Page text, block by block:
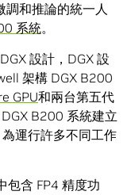
調和推論的統一人
系統。
設計，DGX 設
架構 DGX B200
GPU和兩台第五代
B200 系統建立
為運行許多不同工作
包含 FP4 精度功